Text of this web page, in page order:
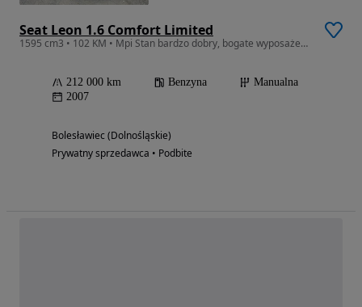
Seat Leon 1.6 Comfort Limited
1595 cm3 • 102 KM • Mpi Stan bardzo dobry, bogate wyposażenie,
212 000 km Benzyna
Manualna
2007
Bolesławiec (Dolnośląskie)
Prywatny sprzedawca • Podbite